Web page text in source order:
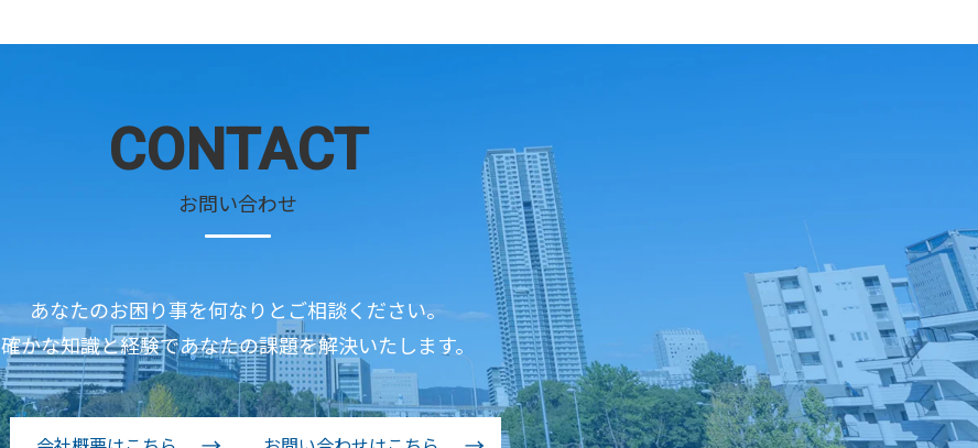
CONTACT
お問い合わせ
あなたのお困り事を何なりとご相談ください。
確かな知識と経験であなたの課題を解決いたします。